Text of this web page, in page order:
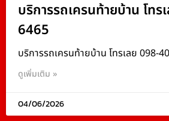
บริการรถเครนท้ายบ้าน โท
6465
บริการรถเครนท้ายบ้าน โทรเลย 098-
ดูเพิ่มเติม »
04/06/2026